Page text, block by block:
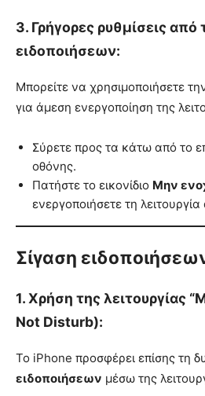
3. Γρήγορες ρυθμίσεις από
ειδοποιήσεων:
Μπορείτε να χρησιμοποιήσετε
για άμεση ενεργοποίηση της
Σύρετε προς τα κάτω από το
οθόνης.
Πατήστε το εικονίδιο Μην
ενεργοποιήσετε τη
Σίγαση
1. Χρήση της λειτουργίας
Not Disturb):
Το iPhone προσφέρει επίσης τη
ειδοποιήσεων μέσω της